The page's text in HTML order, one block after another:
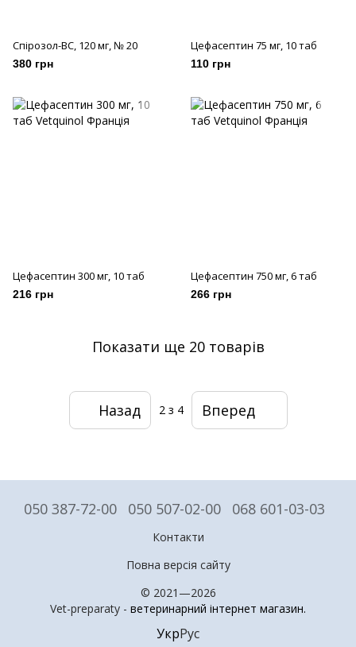
Спірозол-ВС, 120 мг, № 20
380 грн
Цефасептин 75 мг, 10 таб
110 грн
Цефасептин 300 мг, 10 таб
216 грн
Цефасептин 750 мг, 6 таб
266 грн
Показати ще 20 товарів
Назад 2з 4 Вперед
050 387-72-00 050 507-02-00 068 601-03-03
Контакти
Повна версія сайту
© 2021—2026
Vet-preparaty - ветеринарний інтернет магазин.
УкрРус